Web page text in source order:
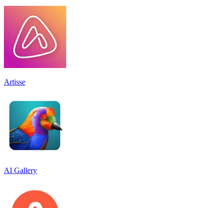
Artisse
AI Gallery